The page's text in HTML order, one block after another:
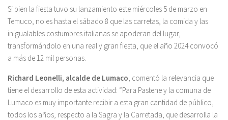
Si bien la fiesta tuvo su lanzamiento este miércoles 5 de marzo en
Temuco, no es hasta el sábado 8 que las carretas, la comida y las
inigualables costumbres italianas se apoderan del lugar,
transformándolo en una real y gran fiesta, que el año 2024 convocó
a más de 12 mil personas.
Richard Leonelli, alcalde de Lumaco , comentó la relevancia que
tiene el desarrollo de esta actividad: “Para Pastene y la comuna de
Lumaco es muy importante recibir a esta gran cantidad de público,
todos los años, respecto a la Sagra y la Carretada, que desarrolla la